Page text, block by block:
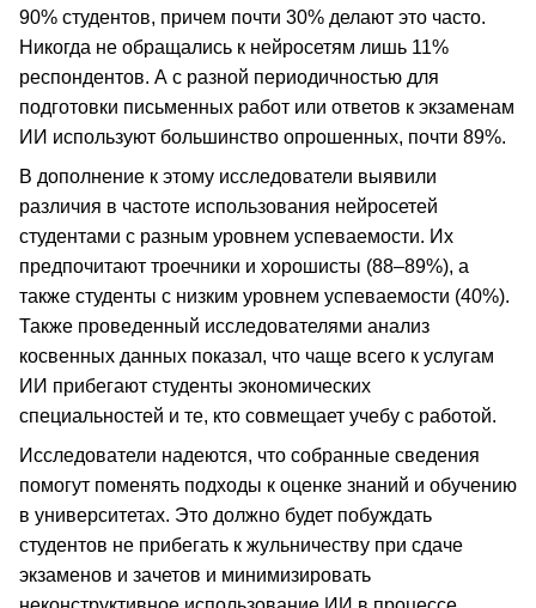
90% студентов, причем почти 30% делают это часто.
Никогда не обращались к нейросетям лишь 11%
респондентов. А с разной периодичностью для
подготовки письменных работ или ответов к экзаменам
ИИ используют большинство опрошенных, почти 89%.
В дополнение к этому исследователи выявили
различия в частоте использования нейросетей
студентами с разным уровнем успеваемости. Их
предпочитают троечники и хорошисты (88–89%), а
также студенты с низким уровнем успеваемости (40%).
Также проведенный исследователями анализ
косвенных данных показал, что чаще всего к услугам
ИИ прибегают студенты экономических
специальностей и те, кто совмещает учебу с работой.
Исследователи надеются, что собранные сведения
помогут поменять подходы к оценке знаний и обучению
в университетах. Это должно будет побуждать
студентов не прибегать к жульничеству при сдаче
экзаменов и зачетов и минимизировать